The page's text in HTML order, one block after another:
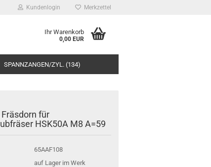
Kundenlogin Merkzettel
Ihr Warenkorb
0,00 EUR
SPANNZANGEN/ZYL. (134)
für
HSK50A M8 A=59
65AAF108
auf Lager im Werk